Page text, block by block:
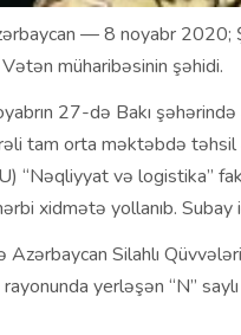
— 8 noyabr 2020;
müharibəsinin şəhidi.
27-də Bakı
tam orta məktəbdə təhsil
“Nəqliyyat və logistika”
xidmətə yollanıb. Subay
Silahlı
yerləşən “N”